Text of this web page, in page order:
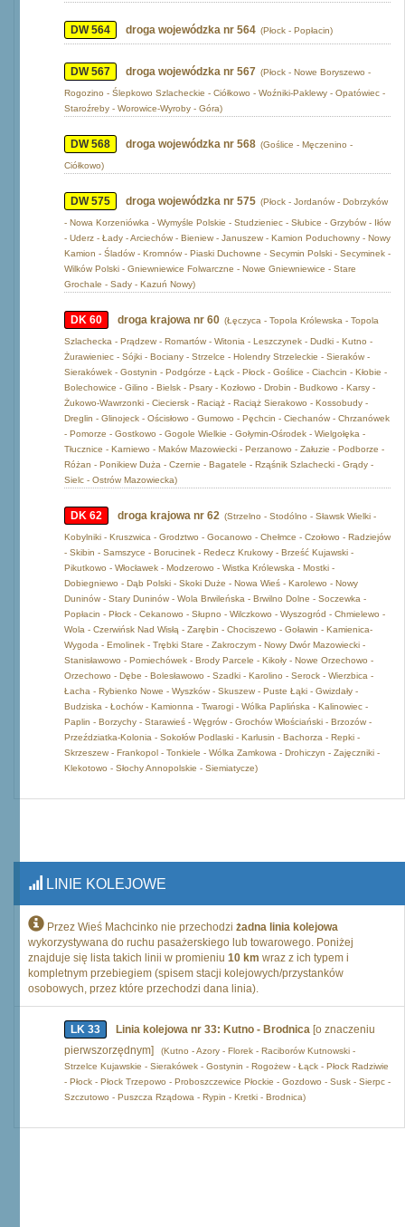
DW 564 droga wojewódzka nr 564 (Płock - Popłacin)
DW 567 droga wojewódzka nr 567 (Płock - Nowe Boryszewo -
Rogozino - Ślepkowo Szlacheckie - Ciółkowo - Woźniki-Paklewy - Opatówiec -
Staroźreby - Worowice-Wyroby - Góra)
DW 568 droga wojewódzka nr 568 (Goślice - Męczenino -
Ciółkowo)
DW 575 droga wojewódzka nr 575 (Płock - Jordanów - Dobrzyków
- Nowa Korzeniówka - Wymyśle Polskie - Studzieniec - Słubice - Grzybów - Iłów
- Uderz - Łady - Arciechów - Bieniew - Januszew - Kamion Poduchowny - Nowy
Kamion - Śladów - Kromnów - Piaski Duchowne - Secymin Polski - Secyminek -
Wilków Polski - Gniewniewice Folwarczne - Nowe Gniewniewice - Stare
Grochale - Sady - Kazuń Nowy)
DK 60 droga krajowa nr 60 (Łęczyca - Topola Królewska - Topola
Szlachecka - Prądzew - Romartów - Witonia - Leszczynek - Dudki - Kutno -
Żurawieniec - Sójki - Bociany - Strzelce - Holendry Strzeleckie - Sieraków -
Sierakówek - Gostynin - Podgórze - Łąck - Płock - Goślice - Ciachcin - Kłobie -
Bolechowice - Gilino - Bielsk - Psary - Kozłowo - Drobin - Budkowo - Karsy -
Żukowo-Wawrzonki - Cieciersk - Raciąż - Raciąż Sierakowo - Kossobudy -
Dreglin - Glinojeck - Ościsłowo - Gumowo - Pęchcin - Ciechanów - Chrzanówek
- Pomorze - Gostkowo - Gogole Wielkie - Gołymin-Ośrodek - Wielgołęka -
Tłucznice - Karniewo - Maków Mazowiecki - Perzanowo - Załuzie - Podborze -
Różan - Ponikiew Duża - Czernie - Bagatele - Rząśnik Szlachecki - Grądy -
Sielc - Ostrów Mazowiecka)
DK 62 droga krajowa nr 62 (Strzelno - Stodólno - Sławsk Wielki -
Kobylniki - Kruszwica - Grodztwo - Gocanowo - Chełmce - Czołowo - Radziejów
- Skibin - Samszyce - Borucinek - Redecz Krukowy - Brześć Kujawski -
Pikutkowo - Włocławek - Modzerowo - Wistka Królewska - Mostki -
Dobiegniewo - Dąb Polski - Skoki Duże - Nowa Wieś - Karolewo - Nowy
Duninów - Stary Duninów - Wola Brwileńska - Brwilno Dolne - Soczewka -
Popłacin - Płock - Cekanowo - Słupno - Wilczkowo - Wyszogród - Chmielewo -
Wola - Czerwińsk Nad Wisłą - Zarębin - Chociszewo - Goławin - Kamienica-
Wygoda - Emolinek - Trębki Stare - Zakroczym - Nowy Dwór Mazowiecki -
Stanisławowo - Pomiechówek - Brody Parcele - Kikoły - Nowe Orzechowo -
Orzechowo - Dębe - Bolesławowo - Szadki - Karolino - Serock - Wierzbica -
Łacha - Rybienko Nowe - Wyszków - Skuszew - Puste Łąki - Gwizdały -
Budziska - Łochów - Kamionna - Twarogi - Wólka Paplińska - Kalinowiec -
Paplin - Borzychy - Starawieś - Węgrów - Grochów Włościański - Brzozów -
Przeździatka-Kolonia - Sokołów Podlaski - Karlusin - Bachorza - Repki -
Skrzeszew - Frankopol - Tonkiele - Wólka Zamkowa - Drohiczyn - Zajęczniki -
Klekotowo - Słochy Annopolskie - Siemiatycze)
LINIE KOLEJOWE
Przez Wieś Machcinko nie przechodzi żadna linia kolejowa
wykorzystywana do ruchu pasażerskiego lub towarowego. Poniżej
znajduje się lista takich linii w promieniu 10 km wraz z ich typem i
kompletnym przebiegiem (spisem stacji kolejowych/przystanków
osobowych, przez które przechodzi dana linia).
LK 33 Linia kolejowa nr 33: Kutno - Brodnica [o znaczeniu
pierwszorzędnym]
(Kutno - Azory - Florek - Raciborów Kutnowski -
Strzelce Kujawskie - Sierakówek - Gostynin - Rogożew - Łąck - Płock Radziwie
- Płock - Płock Trzepowo - Proboszczewice Płockie - Gozdowo - Susk - Sierpc -
Szczutowo - Puszcza Rządowa - Rypin - Kretki - Brodnica)